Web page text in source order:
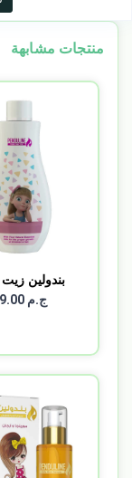
منتجات مشابهة
بندولين
اطفال
ج.م 99.00